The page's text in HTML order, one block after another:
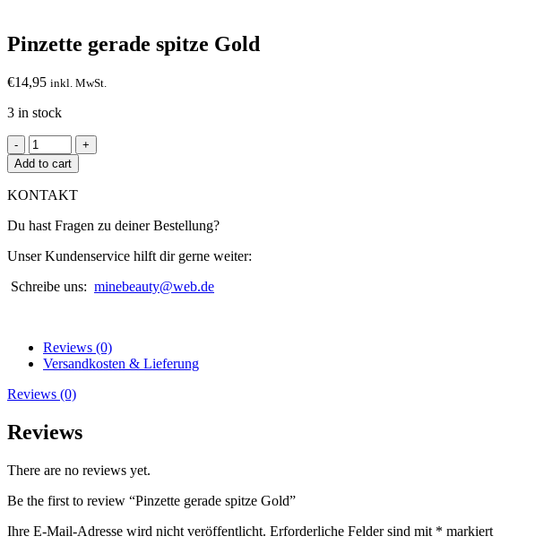
Pinzette gerade spitze Gold
€14,95 inkl. MwSt.
3 in stock
Pinzette
gerade
spitze
Gold
Add to cart
KONTAKT
Du hast Fragen zu deiner Bestellung?
Unser Kundenservice hilft dir gerne weiter:
Schreibe uns: minebeauty@web.de
Reviews (0)
Versandkosten & Lieferung
Reviews (0)
Reviews
There are no reviews yet.
Be the first to review “Pinzette gerade spitze Gold”
Ihre E-Mail-Adresse wird nicht veröffentlicht. Erforderliche Felder sind mit * markiert